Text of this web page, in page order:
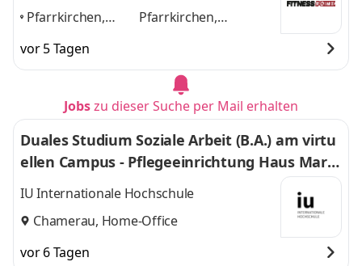
Pfarrkirchen,
Regensburg,
Cham, Straubing,
Pfarrkirchen,
Straubingund 3
weitere
vor 5 Tagen
Jobszu dieser Suche per Mail erhalten
Duales Studium Soziale Arbeit (B.A.) am virtu
ellen Campus - Pflegeeinrichtung Haus Marg
erita
IU Internationale Hochschule
Chamerau, Home-Office
vor 6 Tagen